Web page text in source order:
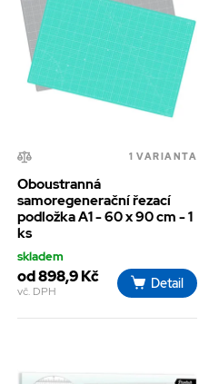
1 VARIANTA
Oboustranná
samoregenerační řezací
podložka A1 - 60 x 90 cm - 1
ks
skladem
od 898,9 Kč
vč. DPH
Detail